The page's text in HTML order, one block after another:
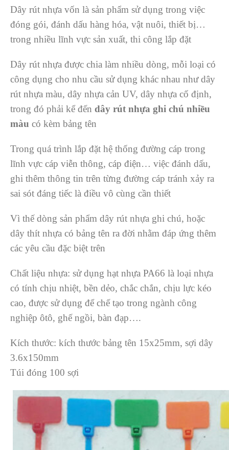
Dây rút nhựa vốn là sản phẩm sử dụng trong việc
đóng gói, đánh dấu hàng hóa, vật nuôi, thiết bị…
trong nhiều lĩnh vực sản xuất, thi công lắp đặt
Dây rút nhựa được chia làm nhiều dòng, mỗi loại có
công dụng cho nhu cầu sử dụng khác nhau như dây
rút nhựa màu, dây nhựa cản UV, dây nhựa cố định,
trong đó phải kể đến dây rút nhựa ghi chú nhiều
màu có kèm bảng tên
Trong quá trình lắp đặt hệ thống đường cáp trong
lĩnh vực cáp viễn thông, cáp điện… việc đánh dấu,
ghi thêm thông tin trên từng đường cáp tránh xảy ra
sai sót đáng tiếc là điều vô cùng cần thiết
Vì thế dòng sản phẩm dây rút nhựa ghi chú, hoặc
dây thít nhựa có bảng tên ra đời nhằm đáp ứng thêm
các yêu cầu đặc biệt trên
Chất liệu nhựa: sử dụng hạt nhựa PA66 là loại nhựa
có tính chịu nhiệt, bền dẻo, chắc chắn, chịu lực kéo
cao, được sử dụng để chế tạo trong ngành công
nghiệp ôtô, ghế ngồi, bàn đạp….
Kích thước: kích thước bảng tên 15x25mm, sợi dây
3.6x150mm
Túi đóng 100 sợi